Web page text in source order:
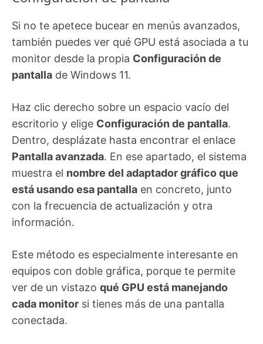
Si no te apetece bucear en menús avanzados,
también puedes ver qué GPU está asociada a tu
monitor desde la propia Configuración de
pantalla de Windows 11.
Haz clic derecho sobre un espacio vacío del
escritorio y elige Configuración de pantalla.
Dentro, desplázate hasta encontrar el enlace
Pantalla avanzada. En ese apartado, el sistema
muestra el nombre del adaptador gráfico que
está usando esa pantalla en concreto, junto
con la frecuencia de actualización y otra
información.
Este método es especialmente interesante en
equipos con doble gráfica, porque te permite
ver de un vistazo qué GPU está manejando
cada monitor si tienes más de una pantalla
conectada.